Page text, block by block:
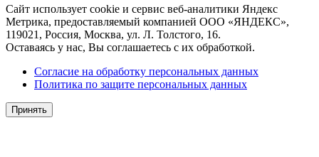
Сайт использует cookie и сервис веб-аналитики Яндекс
Метрика, предоставляемый компанией ООО «ЯНДЕКС»,
119021, Россия, Москва, ул. Л. Толстого, 16.
Оставаясь у нас, Вы соглашаетесь с их обработкой.
Согласие на обработку персональных данных
Политика по защите персональных данных
Принять